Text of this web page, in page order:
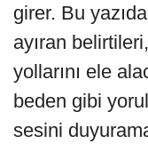
girer. Bu
ayıran
yollarını ele
beden gibi
sesini